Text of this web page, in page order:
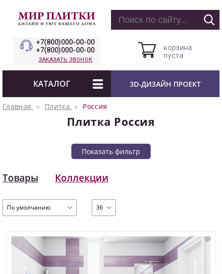
+7(800)000-00-00
+7(800)000-00-00
ЗАКАЗАТЬ ЗВОНОК
корзина
пуста
КАТАЛОГ 3D-ДИЗАЙН ПРОЕКТ
Главная Плитка Россия
Плитка Россия
Показать фильтр
Товары Коллекции
По умолчанию 36